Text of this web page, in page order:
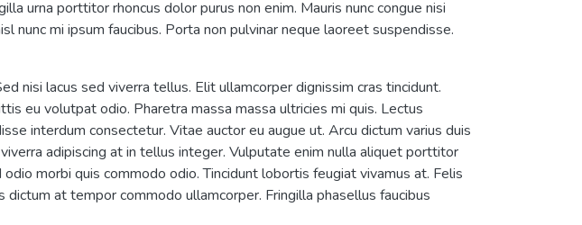
urna porttitor rhoncus dolor purus non enim. Mauris nunc congue nisi
nunc mi ipsum faucibus. Porta non pulvinar neque laoreet suspendisse.
nisi lacus sed viverra tellus. Elit ullamcorper dignissim cras tincidunt.
eu volutpat odio. Pharetra massa massa ultricies mi quis. Lectus
interdum consectetur. Vitae auctor eu augue ut. Arcu dictum varius duis
adipiscing at in tellus integer. Vulputate enim nulla aliquet porttitor
morbi quis commodo odio. Tincidunt lobortis feugiat vivamus at. Felis
at tempor commodo ullamcorper. Fringilla phasellus faucibus